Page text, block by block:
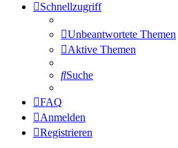
Schnellzugriff
Unbeantwortete Themen
Aktive Themen
Suche
FAQ
Anmelden
Registrieren